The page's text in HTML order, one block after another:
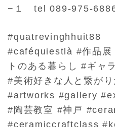
−１ tel 089-975-6886
#quatrevinghhuit88
#caféquiestlà #作品
トのある暮らし #ギャ
#美術好きな人と繋が
#artworks #gallery
#陶芸教室 #神戸
#ceramiccraftclass